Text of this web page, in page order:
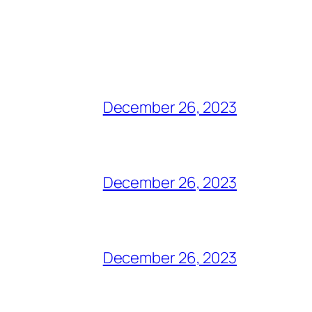
December 26, 2023
December 26, 2023
December 26, 2023